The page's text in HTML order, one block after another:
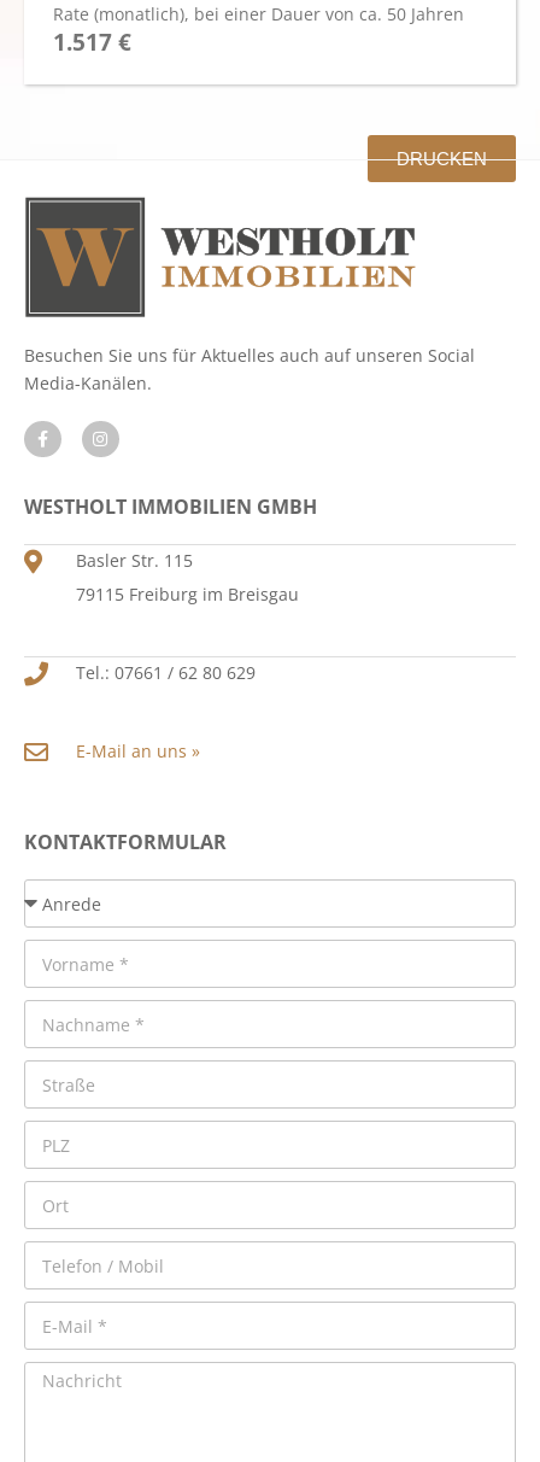
Rate (monatlich), bei einer Dauer von ca. 50 Jahren
1.517 €
DRUCKEN
Besuchen Sie uns für Aktuelles auch auf unseren Social
Media-Kanälen.
WESTHOLT IMMOBILIEN GMBH
Basler Str. 115
79115 Freiburg im Breisgau
Tel.: 07661 / 62 80 629
E-Mail an uns »
KONTAKTFORMULAR